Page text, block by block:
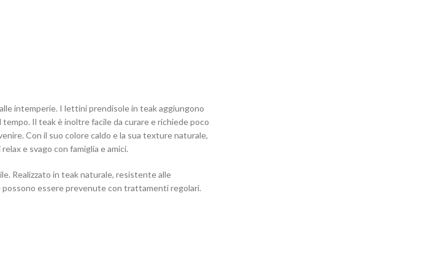
intemperie. I lettini prendisole in teak aggiungono
Il teak è inoltre facile da curare e richiede poco
Con il suo colore caldo e la sua texture naturale,
e svago con famiglia e amici.
Realizzato in teak naturale, resistente alle
possono essere prevenute con trattamenti regolari.